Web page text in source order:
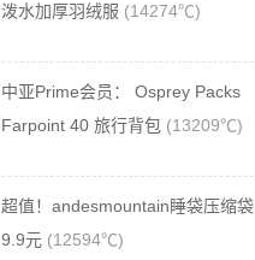
泼水加厚羽绒服 (14274℃)
中亚Prime会员： Osprey Packs
Farpoint 40 旅行背包 (13209℃)
超值！andesmountain睡袋压缩袋
9.9元 (12594℃)